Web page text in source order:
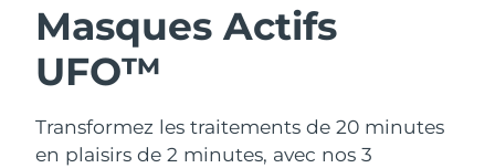
Masques Actifs
UFO™
Transformez les traitements de 20 minutes
en plaisirs de 2 minutes, avec nos 3